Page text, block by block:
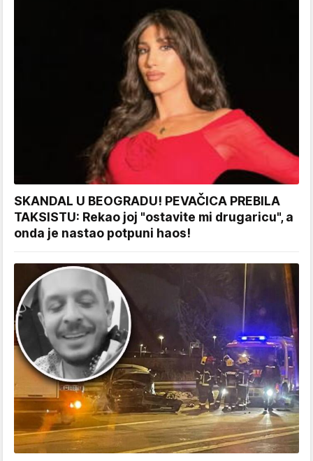
SKANDAL U BEOGRADU! PEVAČICA PREBILA
TAKSISTU: Rekao joj "ostavite mi drugaricu", a
onda je nastao potpuni haos!